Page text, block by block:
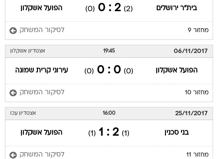
בית"ר ירושלים (2)
2 : 0
(0) הפועל אשקלון
מחזור 9 לסיקור המשחק
06/11/2017
19:45 אצטדיון אשקלון
הפועל אשקלון (0)
0 : 0
(0) עירוני קרית שמונה
מחזור 10 לסיקור המשחק
25/11/2017
16:00 אצטדיון עכו
בני סכנין (1)
2 : 1
(1) הפועל אשקלון
מחזור 11 לסיקור המשחק